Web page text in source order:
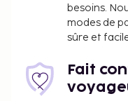
pas aux enfants
Frais
séjour)
Nous avons indiqué
l'hébergement
besoins.
modes de
sûre et
Fait